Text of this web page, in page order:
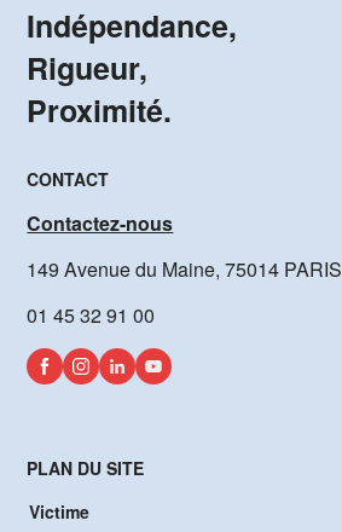
Indépendance,
Rigueur,
Proximité.
CONTACT
Contactez-nous
149 Avenue du Maine, 75014 PARIS
01 45 32 91 00
PLAN DU SITE
Victime